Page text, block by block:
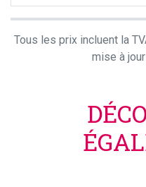
Tous les prix incluent la
mise à